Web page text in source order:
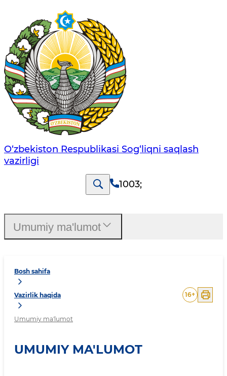
O‘zbеkistоn Rеspublikаsi Sоg‘liqni saqlash
vаzirligi
1003;
Bosh sahifa
Vazirlik haqida
Umumiy ma'lumot
16+
UMUMIY MA'LUMOT
Umumiy ma'lumot